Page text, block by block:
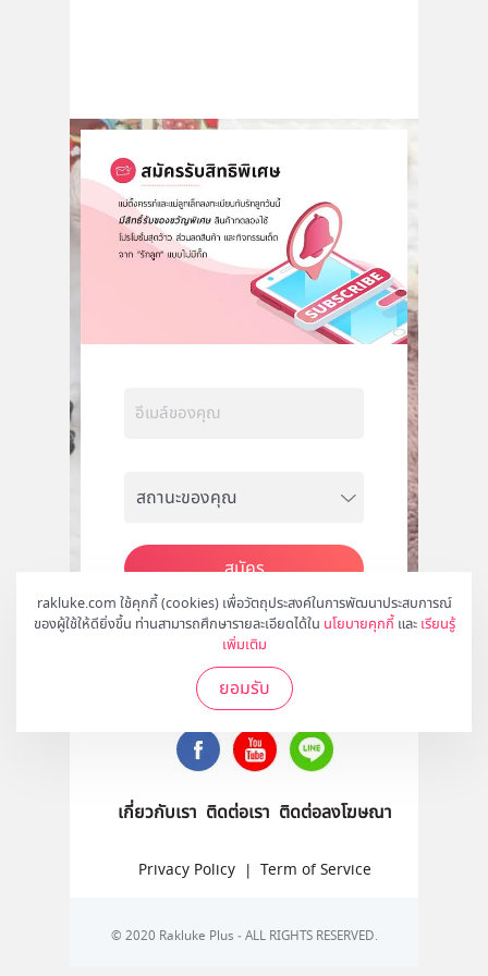
rakluke.com ใช้คุกกี้ (cookies) เพื่อวัตถุประสงค์ในการพัฒนาประสบการณ์
ของผู้ใช้ให้ดียิ่งขึ้น ท่านสามารถศึกษารายละเอียดได้ใน นโยบายคุกกี้ และ เรียนรู้
เพิ่มเติม
ยอมรับ
สมัคร
ติดตามเราได้ที่
เกี่ยวกับเรา ติดต่อเรา ติดต่อลงโฆษณา
Privacy Policy | Term of Service
© 2020 Rakluke Plus - ALL RIGHTS RESERVED.